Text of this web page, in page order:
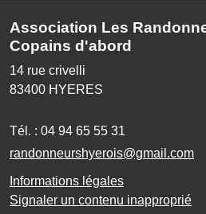
Association Les
Copains d'abord
14 rue crivelli
83400 HYERES
Tél. : 04 94 65 55 31
randonneurshyerois@gmail.com
Informations légales
Signaler un contenu inapproprié